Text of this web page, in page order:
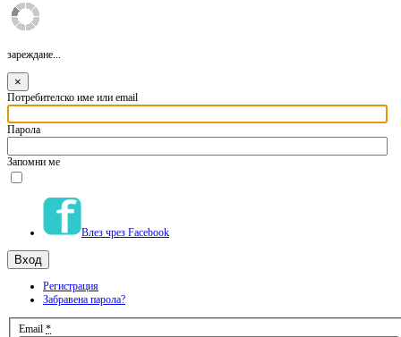
зареждане...
×
Потребителско име или email
Парола
Запомни ме
Влез чрез Facebook
Регистрация
Забравена парола?
Email *